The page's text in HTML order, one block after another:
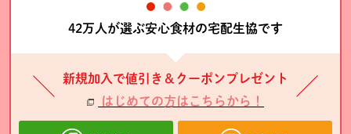
42万人が選ぶ安心食材の宅配生協です
新規加入で値引き＆クーポンプレゼント
はじめての方はこちらから！